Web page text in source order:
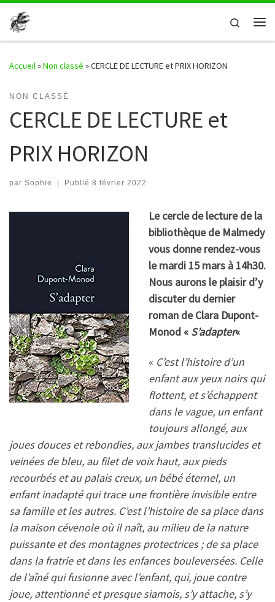
Passer au contenu
Search
Accueil»Non classé »CERCLE DE LECTURE et PRIX HORIZON
NON CLASSÉ
CERCLE DE LECTURE et
PRIX HORIZON
par Sophie | Publié 8 février 2022
Le cercle de lecture de la
bibliothèque de Malmedy
vous donne rendez-vous
le mardi 15 mars à 14h30.
Nous aurons le plaisir d’y
discuter du dernier
roman de Clara Dupont-
Monod « S’adapter«
« C’est l’histoire d’un
enfant aux yeux noirs qui
flottent, et s’échappent
dans le vague, un enfant
toujours allongé, aux
joues douces et rebondies, aux jambes translucides et
veinées de bleu, au filet de voix haut, aux pieds
recourbés et au palais creux, un bébé éternel, un
enfant inadapté qui trace une frontière invisible entre
sa famille et les autres. C’est l’histoire de sa place dans
la maison cévenole où il naît, au milieu de la nature
puissante et des montagnes protectrices ; de sa place
dans la fratrie et dans les enfances bouleversées. Celle
de l’aîné qui fusionne avec l’enfant, qui, joue contre
joue, attentionné et presque siamois, s’y attache, s’y